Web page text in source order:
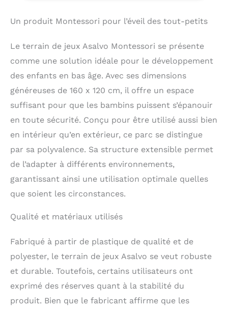
le jeu et prévient les
Évents antidérapants :
assurent une stabilité
maximale et empêchent
le parc de glisser,
offrant un
environnement sûr
même sur des surfaces
lisses.
FACILE À
NETTOYER : Fabriqué à
résistants à surface
lisse qui permettent
d'éliminer rapidement
les taches et la saleté,
ce qui permet
et des efforts.
structure modulaire
ou d'enlever des
panneaux pour l'adapter
facilement à n'importe
maison.
SÉCURITÉ :
Un produit Montessori pour l’éveil des tout-petits
Le terrain de jeux Asalvo Montessori se présente
comme une solution idéale pour le développement
des enfants en bas âge. Avec ses dimensions
généreuses de 160 x 120 cm, il offre un espace
suffisant pour que les bambins puissent s’épanouir
en toute sécurité. Conçu pour être utilisé aussi bien
en intérieur qu’en extérieur, ce parc se distingue
par sa polyvalence. Sa structure extensible permet
de l’adapter à différents environnements,
garantissant ainsi une utilisation optimale quelles
que soient les circonstances.
Qualité et matériaux utilisés
Fabriqué à partir de plastique de qualité et de
polyester, le terrain de jeux Asalvo se veut robuste
et durable. Toutefois, certains utilisateurs ont
exprimé des réserves quant à la stabilité du
produit. Bien que le fabricant affirme que les